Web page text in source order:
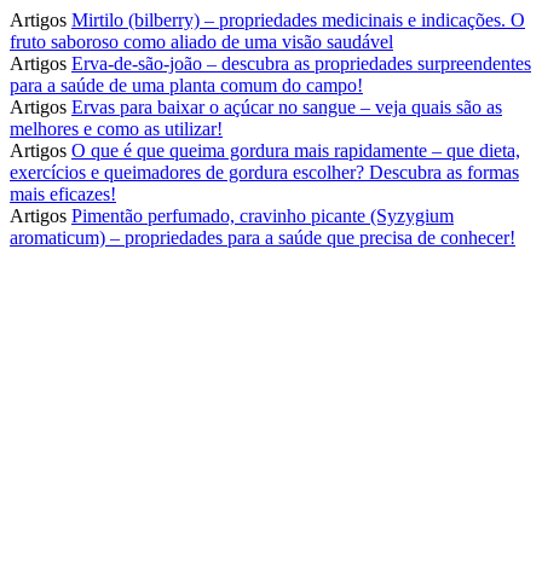
Artigos Mirtilo (bilberry) – propriedades medicinais e indicações. O
fruto saboroso como aliado de uma visão saudável
Artigos Erva-de-são-joão – descubra as propriedades surpreendentes
para a saúde de uma planta comum do campo!
Artigos Ervas para baixar o açúcar no sangue – veja quais são as
melhores e como as utilizar!
Artigos O que é que queima gordura mais rapidamente – que dieta,
exercícios e queimadores de gordura escolher? Descubra as formas
mais eficazes!
Artigos Pimentão perfumado, cravinho picante (Syzygium
aromaticum) – propriedades para a saúde que precisa de conhecer!